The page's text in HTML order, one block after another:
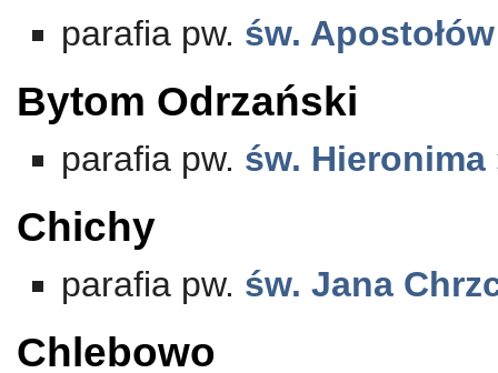
parafia pw. św.
Bytom Odrzański
parafia pw. św. Hieronima
Chichy
parafia pw. św. Jana
Chlebowo